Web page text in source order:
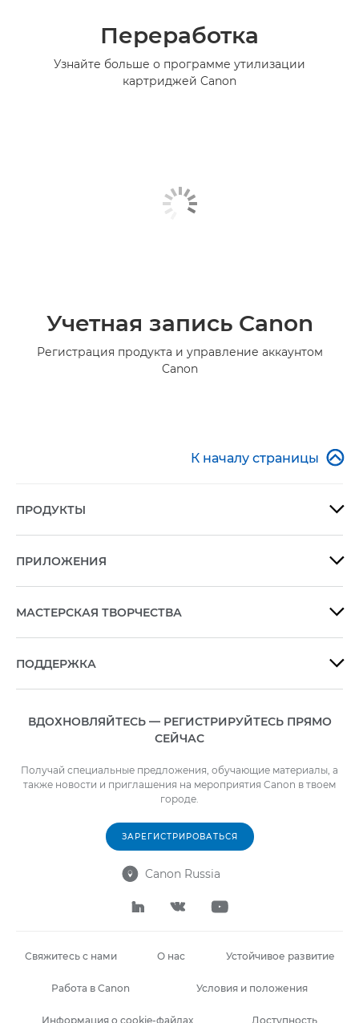
Переработка
Узнайте больше о программе утилизации
картриджей Canon
Учетная запись Canon
Регистрация продукта и управление аккаунтом
Canon
К началу страницы 
ПРОДУКТЫ 
ПРИЛОЖЕНИЯ 
МАСТЕРСКАЯ ТВОРЧЕСТВА 
ПОДДЕРЖКА 
ВДОХНОВЛЯЙТЕСЬ — РЕГИСТРИРУЙТЕСЬ ПРЯМО
СЕЙЧАС
Получай специальные предложения, обучающие материалы, а
также новости и приглашения на мероприятия Canon в твоем
городе.
ЗАРЕГИСТРИРОВАТЬСЯ
 Canon Russia
  
Свяжитесь с нами О нас Устойчивое развитие
Работа в Canon Условия и положения
Информация о cookie-файлах Доступность